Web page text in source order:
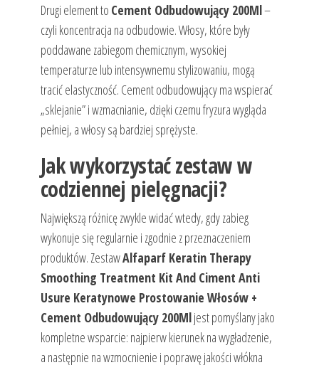
Drugi element to Cement Odbudowujący 200Ml–
czyli koncentracja na odbudowie. Włosy, które były
poddawane zabiegom chemicznym, wysokiej
temperaturze lub intensywnemu stylizowaniu, mogą
tracić elastyczność. Cement odbudowujący ma wspierać
„sklejanie” i wzmacnianie, dzięki czemu fryzura wygląda
pełniej, a włosy są bardziej sprężyste.
Jak wykorzystać zestaw w
codziennej pielęgnacji?
Największą różnicę zwykle widać wtedy, gdy zabieg
wykonuje się regularnie i zgodnie z przeznaczeniem
produktów. ZestawAlfaparf Keratin Therapy
Smoothing Treatment Kit And Ciment Anti
Usure Keratynowe Prostowanie Włosów +
Cement Odbudowujący 200Mljest pomyślany jako
kompletne wsparcie: najpierw kierunek na wygładzenie,
a następnie na wzmocnienie i poprawę jakości włókna